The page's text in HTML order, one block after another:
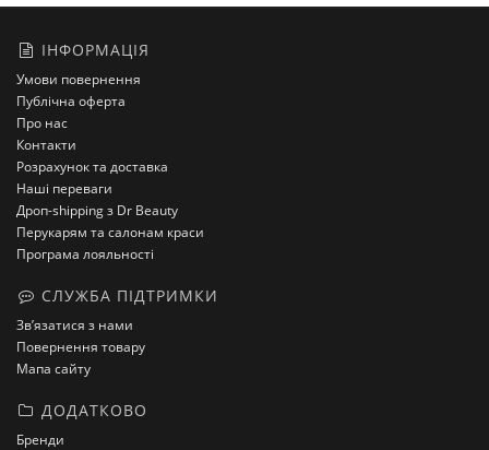
ІНФОРМАЦІЯ
Умови повернення
Публічна оферта
Про нас
Контакти
Розрахунок та доставка
Наші переваги
Дроп-shipping з Dr Beauty
Перукарям та салонам краси
Програма лояльності
СЛУЖБА ПІДТРИМКИ
Зв’язатися з нами
Повернення товару
Мапа сайту
ДОДАТКОВО
Бренди